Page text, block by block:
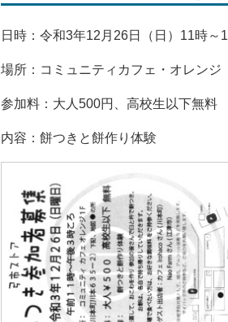
位
日時：令和3年12月26日（日）11時～
場所：コミュニティカフェ・オレンジ
参加料：大人500円、高校生以下無料
内容：餅つきと餅作り体験